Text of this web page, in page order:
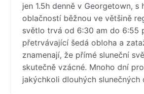
jen 1.5h denně v Georgetown, s
oblačností běžnou ve většině
světlo trvá od 6:30 am do 6:55
přetrvávající šedá obloha a
znamenají, že přímé sluneční
skutečně vzácné. Mnoho dní
jakýchkoli dlouhých slunečných